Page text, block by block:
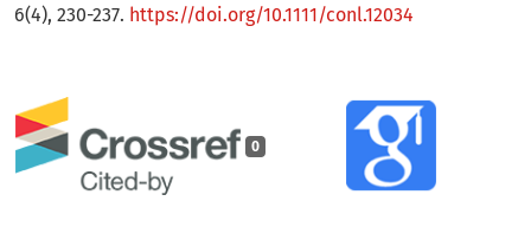
0
6(4), 230-237. https://doi.org/10.1111/conl.12034